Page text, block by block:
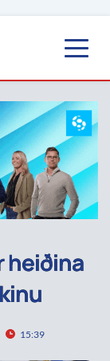
heiðina
15:39